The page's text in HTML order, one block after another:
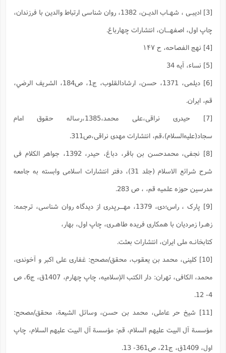
[3] ادیبـی ، شهـاب الدیـن، 1382، روان شناسی ارتباط والدین با فرزندان،
چاپ اول، اصفهــان، انتشارات چهارباغ.
[6] دیلمی، 1371، حسن، ارشادالقلوب، ج1، ص184، الشريف الرضي،
قم، ایران.
[7] حیدری نراقی،علی محمد،1385،رساله حقوق امام
سجاد(علیه‌السلام)،قم، انتشارات مهدی نراقی،ص311.
[8] نجفی، محمدحسن‌ بن ‌باقر، دباغ، حیدر، 1392، جواهر الکلام فی
شرح شرائع الاسلام (جلد 31)، دفتر انتشارات اسلامی وابسته به جامعه
مدرسین حوزه علمیه قم، ، ص 283.
[9] پارک ، راس؛دی، 1379، مهــرپدری از دیدگاه روان شناسی، ترجمه:
زهـرا زمردیان با همکاری فریده طاهـری، چاپ اول، بهار،
کتابخانـه ملی ایران، انتشارات بعثت.
[10] کلینى، محمد بن یعقوب‏، محقق/مصحح: غفارى على اکبر و آخوندى،
محمد، الکافی، تهران: دار الکتب الإسلامیه، چاپ چهارم، 1407ق، ج‏6، ص
4- 12.
[11] شيخ حر عاملى، محمد بن حسن، وسائل الشيعة، محقق/مصحح:
مؤسسة آل البيت عليهم السلام‏، قم: مؤسسة آل البيت عليهم السلام‏، چاپ
اول، 1409ق، ج‏21، ص361- 13.